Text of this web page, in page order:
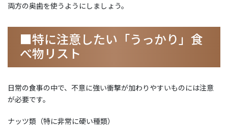
両方の奥歯を使うようにしましょう。
■特に注意したい「うっかり」食
べ物リスト
日常の食事の中で、不意に強い衝撃が加わりやすいものには注意
が必要です。
ナッツ類（特に非常に硬い種類）